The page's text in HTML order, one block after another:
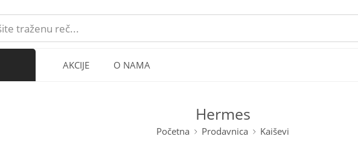
AKCIJE O NAMA
Hermes
Početna Prodavnica Kaiševi